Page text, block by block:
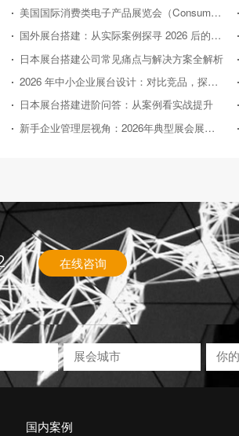
美国国际消费类电子产品展览会（Consumer Electronics Show，简称CES）
国外展台搭建：从实际案例探寻 2026 后的趋势方向
日本展台搭建公司常见痛点与解决方案全解析
2026 年中小企业展台设计：对比竞品，探寻高性价比之路
日本展台搭建进阶问答：从案例看实战提升
新手企业管理层视角：2026年典型展会展台搭建案例深度剖析
在线咨询
国内案例